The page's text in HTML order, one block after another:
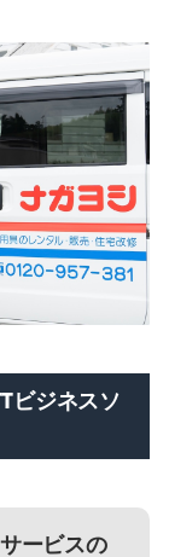
ビジネスソ
ービスの